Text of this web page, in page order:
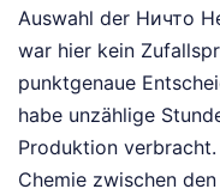
Auswahl der Ничто
war hier kein
punktgenaue
habe unzählige
Produktion
Chemie zwischen